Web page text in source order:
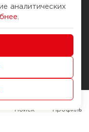
и оплата
оплаты
контроля качества
аналитических
Поиск Профиль